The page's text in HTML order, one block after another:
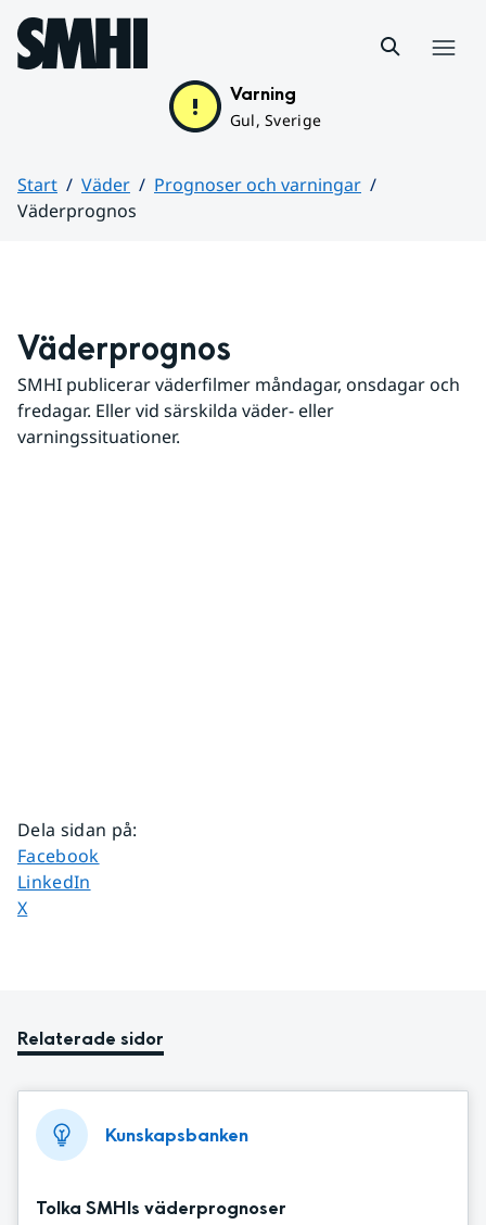
Hoppa till sidans innehåll
Varning
Gul, Sverige
Start Väder
Prognoser och varningar
Väderprognos
Väderprognos
SMHI publicerar väderfilmer måndagar, onsdagar och
fredagar. Eller vid särskilda väder- eller
varningssituationer.
Dela sidan på:
Dela sidan på
Facebook
Dela sidan på
LinkedIn
Dela sidan på
X
Relaterade sidor
Kunskapsbanken
Tolka SMHIs väderprognoser